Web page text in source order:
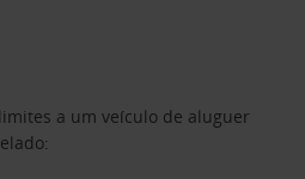
a um veículo de aluguer